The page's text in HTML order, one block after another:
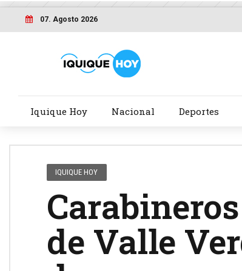
07. Agosto 2026
Iquique Hoy Nacional Deportes
IQUIQUE HOY
de Valle